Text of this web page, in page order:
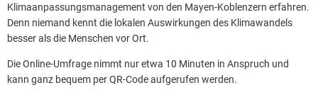
Klimaanpassungsmanagement von den Mayen-Koblenzern erfahren.
Denn niemand kennt die lokalen Auswirkungen des Klimawandels
besser als die Menschen vor Ort.
Die Online-Umfrage nimmt nur etwa 10 Minuten in Anspruch und
kann ganz bequem per QR-Code aufgerufen werden.